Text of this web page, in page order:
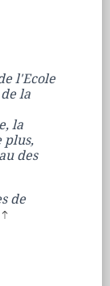
l'Ecole
la
la
plus,
des
de